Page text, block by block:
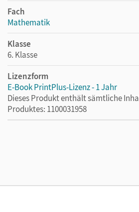
Fach
Mathematik
Klasse
6. Klasse
Lizenzform
E-Book PrintPlus-Lizenz - 1 Jahr
Dieses Produkt enthält sämtliche
Produktes: 1100031958
ein Jahr lang ergänzend zum Print-